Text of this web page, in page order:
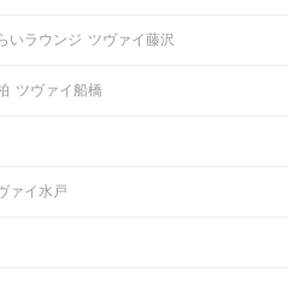
いラウンジ ツヴァイ藤沢
ツヴァイ船橋
ァイ水戸